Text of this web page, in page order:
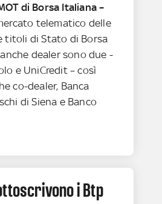
di Borsa Italiana –
telematico delle
titoli di Stato di Borsa
dealer sono due -
e UniCredit – così
co-dealer, Banca
di Siena e Banco
i Btp